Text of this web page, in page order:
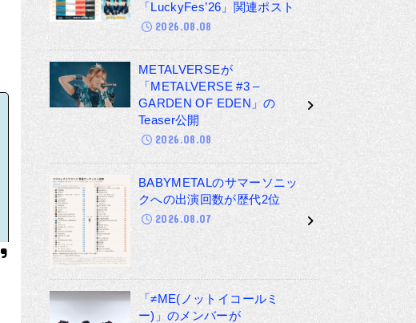
「LuckyFes’26」関連ポスト
2026.08.08
METALVERSEが
「METALVERSE #3 –
GARDEN OF EDEN」の
Teaser公開
2026.08.08
BABYMETALのサマーソニッ
クへの出演回数が歴代2位
2026.08.07
「≠ME(ノットイコールミ
ー)」のメンバーが